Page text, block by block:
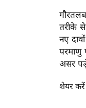
तरीके
नए
परमाणु
असर
शेयर करें